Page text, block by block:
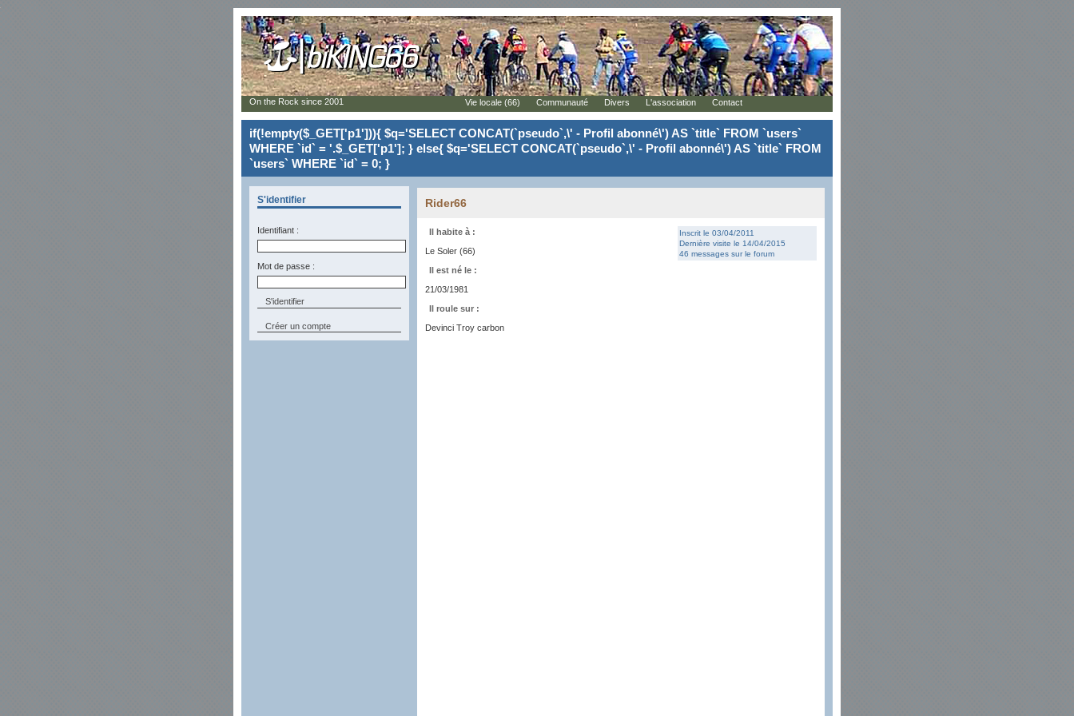
if(!empty($_GET['p1'])){ $q='SELECT CONCAT(`pseudo`,\' - Profil abonné\') AS `title` FROM `users`
WHERE `id` = '.$_GET['p1']; } else{ $q='SELECT CONCAT(`pseudo`,\' - Profil abonné\') AS `title` FROM
`users` WHERE `id` = 0; }
S'identifier
Identifiant :
Mot de passe :
Créer un compte
Rider66
Inscrit le 03/04/2011
Dernière visite le 14/04/2015
46 messages sur le forum
Il habite à :
Le Soler (66)
Il est né le :
21/03/1981
Il roule sur :
Devinci Troy carbon
On the Rock since 2001 Vie locale (66) Communauté Divers L'association Contact